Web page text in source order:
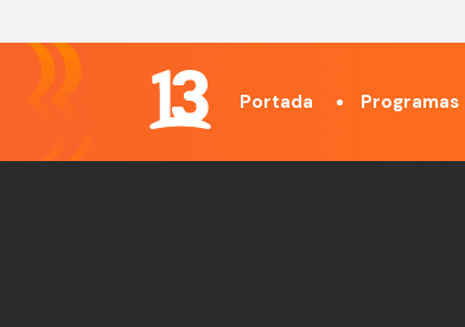
Portada Programas